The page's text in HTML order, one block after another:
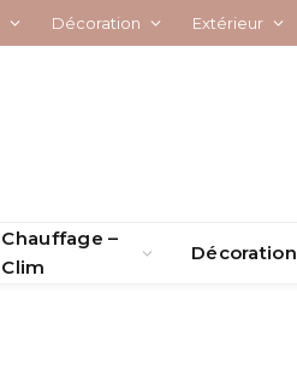
Décoration Extérieur
Chauffage –
Clim
Décoration